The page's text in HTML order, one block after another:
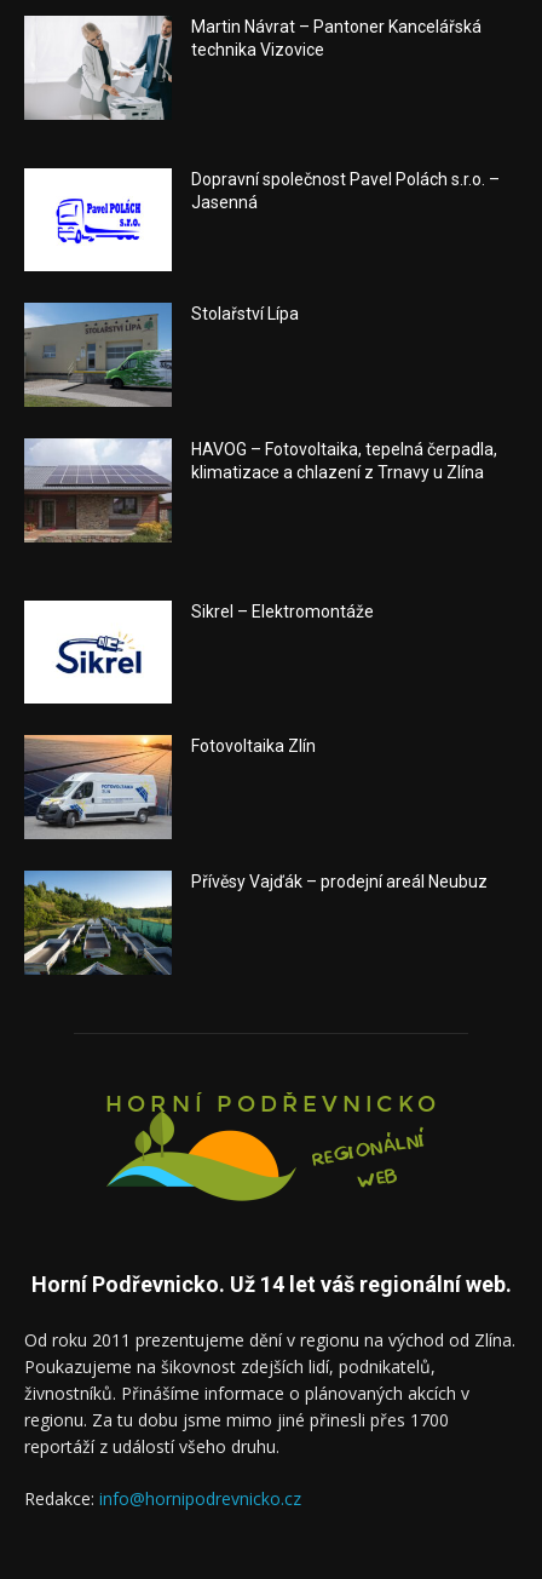
Martin Návrat – Pantoner Kancelářská
technika Vizovice
Dopravní společnost Pavel Polách s.r.o. –
Jasenná
Stolařství Lípa
HAVOG – Fotovoltaika, tepelná čerpadla,
klimatizace a chlazení z Trnavy u Zlína
Sikrel – Elektromontáže
Fotovoltaika Zlín
Přívěsy Vajďák – prodejní areál Neubuz
Horní Podřevnicko. Už 14 let váš regionální web.
Od roku 2011 prezentujeme dění v regionu na východ od Zlína.
Poukazujeme na šikovnost zdejších lidí, podnikatelů,
živnostníků. Přinášíme informace o plánovaných akcích v
regionu. Za tu dobu jsme mimo jiné přinesli přes 1700
reportáží z událostí všeho druhu.
Redakce: info@hornipodrevnicko.cz